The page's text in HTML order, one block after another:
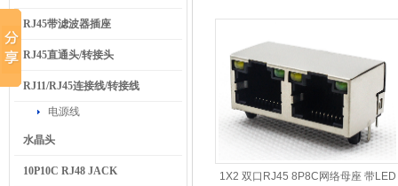
RJ45带滤波器插座
RJ45直通头/转接头
RJ11/RJ45连接线/转接线
电源线
水晶头
10P10C RJ48 JACK
1X2 双口RJ45 8P8C网络母座 带LED